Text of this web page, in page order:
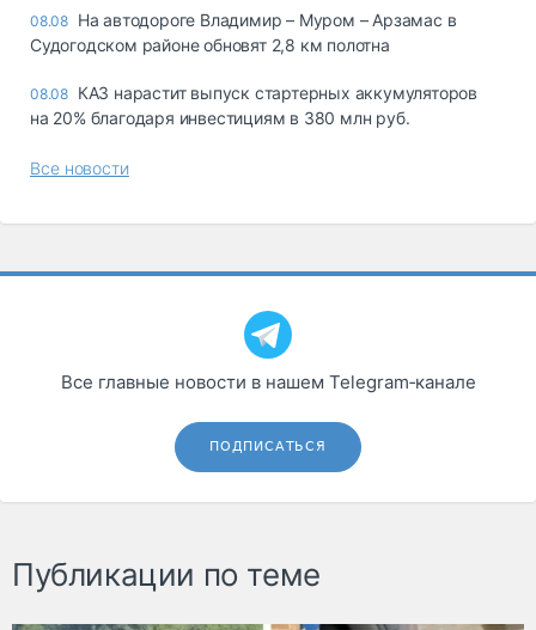
08.08 На автодороге Владимир – Муром – Арзамас в
Судогодском районе обновят 2,8 км полотна
08.08 КАЗ нарастит выпуск стартерных аккумуляторов
на 20% благодаря инвестициям в 380 млн руб.
Все новости
Все главные новости в нашем Telegram‑канале
ПОДПИСАТЬСЯ
Публикации по теме